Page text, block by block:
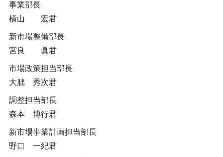
事業部長
横山 宏君
新市場整備部長
宮良 眞君
市場政策担当部長
大朏 秀次君
調整担当部長
森本 博行君
新市場事業計画担当部長
野口 一紀君